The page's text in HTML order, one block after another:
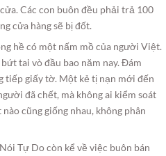
Các con buôn đều phải trả 100
cửa hàng sẽ bị đốt.
hề có một nấm mồ của người Việt.
tai vò đầu bao năm nay. Đám
tiếp giấy tờ. Một kẻ tị nạn mới đến
đã chết, mà không ai kiểm soát
cũng giống nhau, không phân
Tự Do còn kể về việc buôn bán